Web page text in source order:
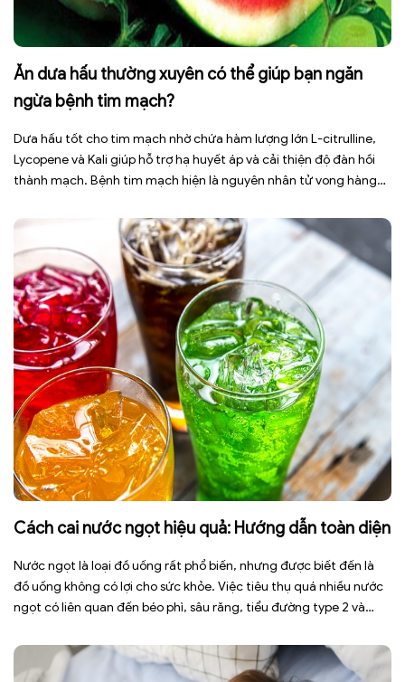
Ăn dưa hấu thường xuyên có thể giúp bạn ngăn
ngừa bệnh tim mạch?
Dưa hấu tốt cho tim mạch nhờ chứa hàm lượng lớn L-citrulline,
Lycopene và Kali giúp hỗ trợ hạ huyết áp và cải thiện độ đàn hồi
thành mạch. Bệnh tim mạch hiện là nguyên nhân tử vong hàng
ngày có thể […]
Cách cai nước ngọt hiệu quả: Hướng dẫn toàn diện
Nước ngọt là loại đồ uống rất phổ biến, nhưng được biết đến là
đồ uống không có lợi cho sức khỏe. Việc tiêu thụ quá nhiều nước
ngọt có liên quan đến béo phì, sâu răng, tiểu đường type 2 và
chỉ […]